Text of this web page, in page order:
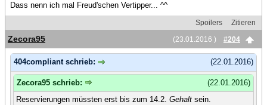
Dass nenn ich mal Freud'schen Vertipper... ^^
Spoilers
Zitieren
(23.01.2016 )
#204
Zecora95
(22.01.2016)
404compliant schrieb:
(22.01.2016)
Zecora95 schrieb:
Reservierungen müssten erst bis zum 14.2. Gehalt sein.